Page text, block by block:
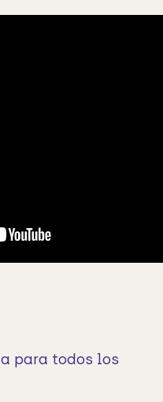
para todos los